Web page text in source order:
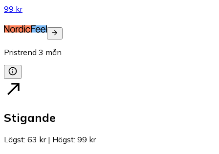
99 kr
Pristrend 3 mån
Stigande
Lägst: 63 kr| Högst: 99 kr